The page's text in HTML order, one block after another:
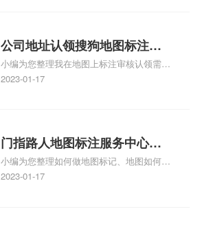
图标注服务中心面的存在。对于一些客户来
说，实体指路人地
公司地址认领搜狗地图标注多
久审核？公司地址认领地图标
注多久审核？
小编为您整理我在地图上标注审核认领需要
多久、我在地图上标注审核认领需要多久
情可查看下方正文！
2023-01-17
门指路人地图标注服务中心如
何做花小猪打车地图位置标
记？门指路人地图标注服务中
小编为您整理如何做地图标记、地图如何做
标记、so搜街景中如何做标记、360e启花贷
2023-01-17